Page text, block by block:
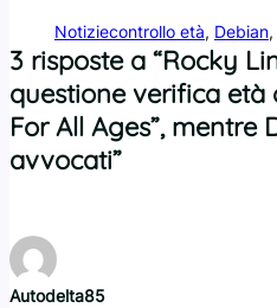
Notiziecontrollo età, Debian,
3 risposte a “Rocky
questione verifica età
For All Ages”, mentre
avvocati”
Autodelta85